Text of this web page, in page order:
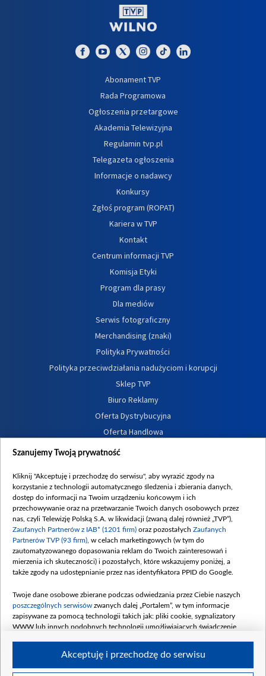
Abonament TVP
Rada Programowa
Ogłoszenia przetargowe
Akademia Telewizyjna
Regulamin tvp.pl
Telegazeta ogłoszenia
Informacje o nadawcy
Konkursy
Zgłoś program (ROPAT)
Kariera w TVP
Kontakt
Centrum informacji TVP
Komisja Etyki
Program dla prasy
Dla mediów
Serwis fotograficzny
Merchandising (znaki)
Polityka Prywatności
Polityka przeciwdziałania nadużyciom i korupcji
Sklep TVP
Biuro Reklamy
Oferta Dystrybucyjna
Oferta Handlowa
Dostępność
Procedura zgłoszeń wewnętrznych
Szanujemy Twoją prywatność
Kliknij "Akceptuję i przechodzę do serwisu", aby wyrazić zgody na
korzystanie z technologii automatycznego śledzenia i zbierania danych,
dostęp do informacji na Twoim urządzeniu końcowym i ich
przechowywanie oraz na przetwarzanie Twoich danych osobowych przez
nas, czyli Telewizję Polską S.A. w likwidacji (zwaną dalej również „TVP”),
Zaufanych Partnerów z IAB* (1201 firm) oraz pozostałych Zaufanych
Partnerów TVP (93 firm) , w celach marketingowych (w tym do
zautomatyzowanego dopasowania reklam do Twoich zainteresowań i
mierzenia ich skuteczności) i pozostałych, które wskazujemy poniżej, a
także zgody na udostępnianie przez nas identyfikatora PPID do Google.
Twoje dane osobowe zbierane podczas odwiedzania przez Ciebie naszych
poszczególnych serwisów zwanych dalej „Portalem”, w tym informacje
zapisywane za pomocą technologii takich jak: pliki cookie, sygnalizatory
WWW lub innych podobnych technologii umożliwiających świadczenie
Akceptuję i przechodzę do serwisu